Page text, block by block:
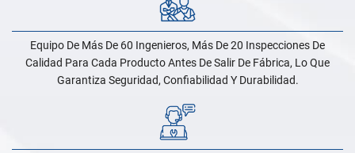
Equipo De Más De 60 Ingenieros, Más De 20 Inspecciones De
Calidad Para Cada Producto Antes De Salir De Fábrica, Lo Que
Garantiza Seguridad, Confiabilidad Y Durabilidad.